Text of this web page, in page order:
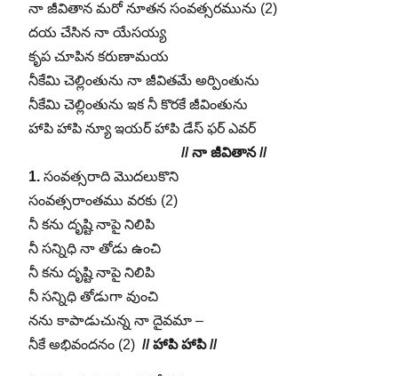
నా జీవితాన మరో నూతన సంవత్సరమును (2)
దయ చేసిన నా యేసయ్య
కృప చూపిన కరుణామయ
నీకేమి చెల్లింతును నా జీవితమే అర్పింతును
నీకేమి చెల్లింతును ఇక నీ కొరకే జీవింతును
హాపి హాపి న్యూ ఇయర్ హాపి డేస్ ఫర్ ఎవర్
// నా జీవితాన //
1.సంవత్సరాది మొదలుకొని
సంవత్సరాంతము వరకు (2)
నీ కను దృష్టి నాపై నిలిపి
నీ సన్నిధి నా తోడు ఉంచి
నీ కను దృష్టి నాపై నిలిపి
నీ సన్నిధి తోడుగా వుంచి
నను కాపాడుచున్న నా దైవమా –
నీకే అభివందనం (2) // హాపి హాపి //